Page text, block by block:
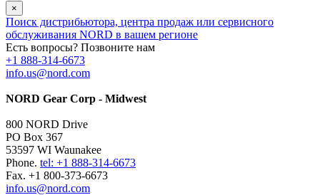
×
Поиск дистрибьютора, центра продаж или сервисного
обслуживания NORD в вашем регионе
Есть вопросы? Позвоните нам
+1 888-314-6673
info.us@nord.com
NORD Gear Corp - Midwest
800 NORD Drive
PO Box 367
53597 WI Waunakee
Phone. tel: +1 888-314-6673
Fax. +1 800-373-6673
info.us@nord.com